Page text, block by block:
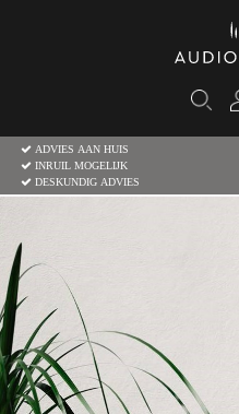
ADVIES AAN HUIS
INRUIL MOGELIJK
DESKUNDIG ADVIES